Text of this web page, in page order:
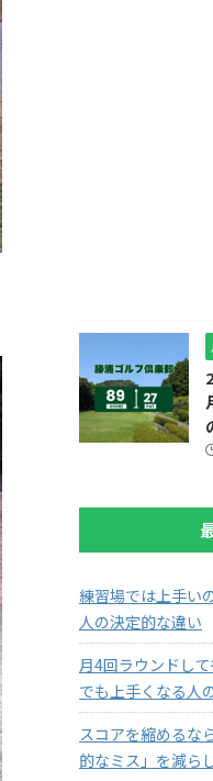
練習場では上手い
人の決定的な違い
月4回ラウンドし
でも上手くなる人
スコアを縮めるな
的なミス」を減ら